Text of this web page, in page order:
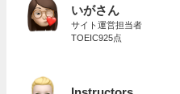
いがさん
サイト運営担当者
TOEIC925点